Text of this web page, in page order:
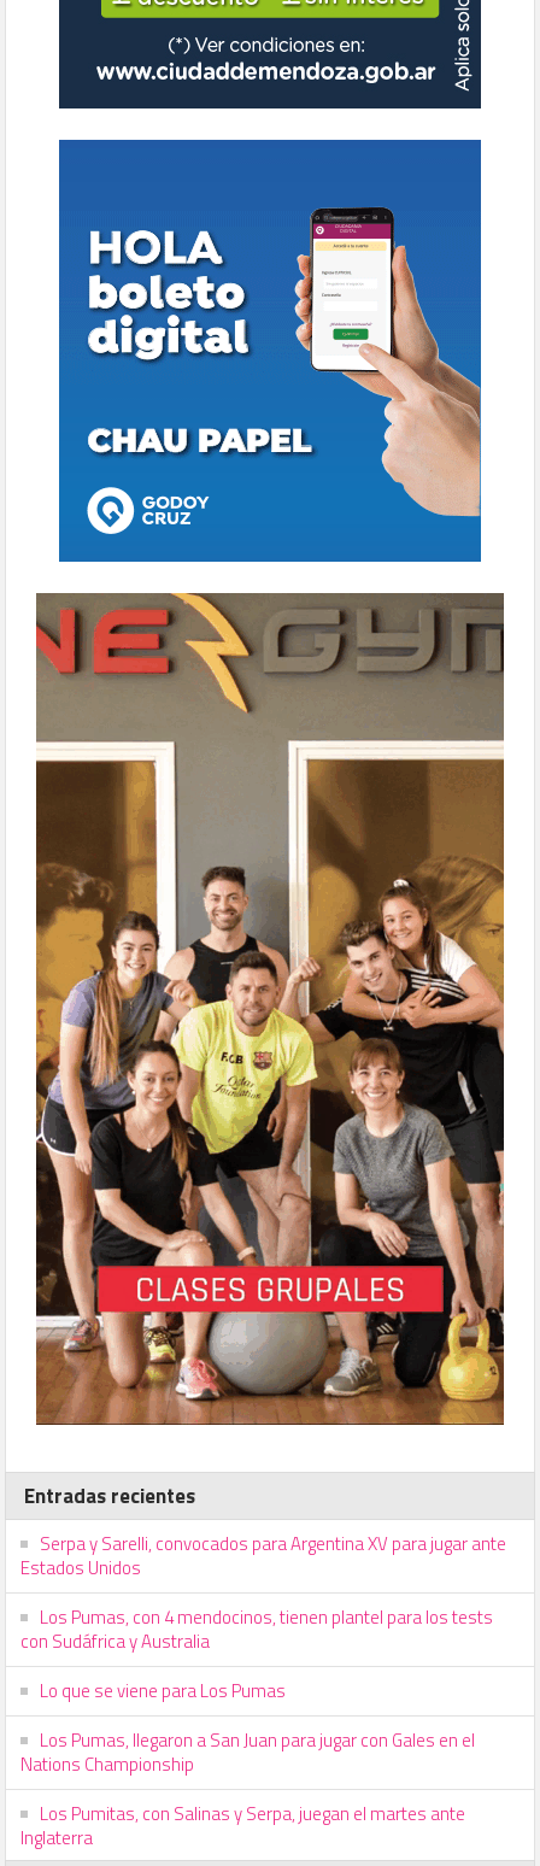
Entradas recientes
Serpa y Sarelli, convocados para Argentina XV para jugar ante
Estados Unidos
Los Pumas, con 4 mendocinos, tienen plantel para los tests
con Sudáfrica y Australia
Lo que se viene para Los Pumas
Los Pumas, llegaron a San Juan para jugar con Gales en el
Nations Championship
Los Pumitas, con Salinas y Serpa, juegan el martes ante
Inglaterra